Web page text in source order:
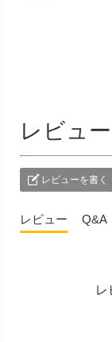
レビュー
レビューを書く
レビュー Q&A
レ